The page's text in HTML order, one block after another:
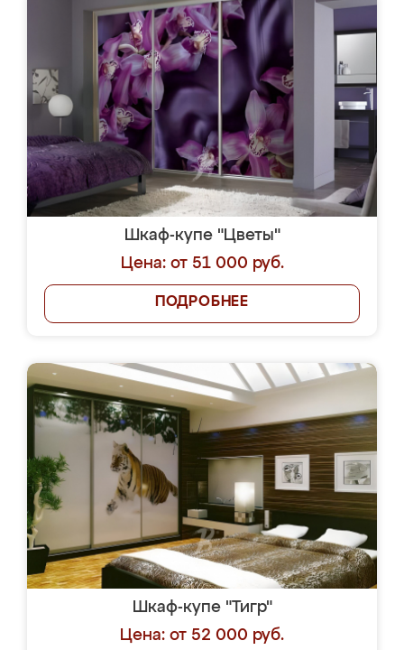
Шкаф-купе "Цветы"
Цена: от 51 000 руб.
ПОДРОБНЕЕ
Шкаф-купе "Тигр"
Цена: от 52 000 руб.